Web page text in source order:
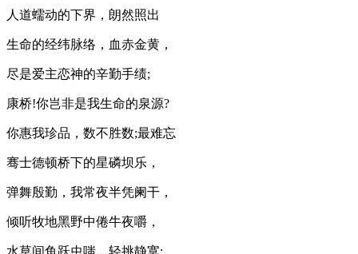
人道蠕动的下界，朗然照出
生命的经纬脉络，血赤金黄，
尽是爱主恋神的辛勤手绩;
康桥!你岂非是我生命的泉源?
你惠我珍品，数不胜数;最难忘
骞士德顿桥下的星磷坝乐，
弹舞殷勤，我常夜半凭阑干，
倾听牧地黑野中倦牛夜嚼，
水草间鱼跃虫嗤，轻挑静寞;